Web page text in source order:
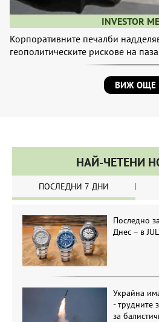
INVESTOR
Корпоративните печалби
геополитическите рискове на
ВИЖ ОЩЕ
НАЙ-ЧЕТЕНИ
ПОСЛЕДНИ 7 ДНИ
Последно
Днес – в
Украйна
- трудните
за